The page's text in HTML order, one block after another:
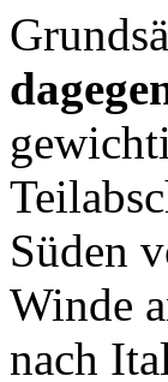
Süden
Winde
nach